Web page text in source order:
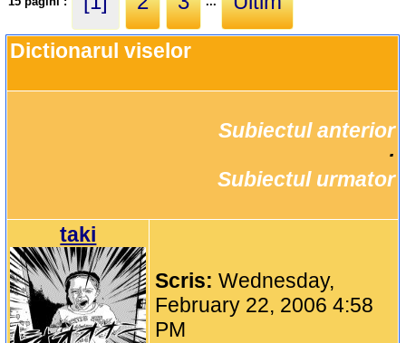
Dictionarul viselor
Subiectul anterior
Subiectul urmator
taki
Scris:Wednesday,
February 22, 2006 4:58
PM